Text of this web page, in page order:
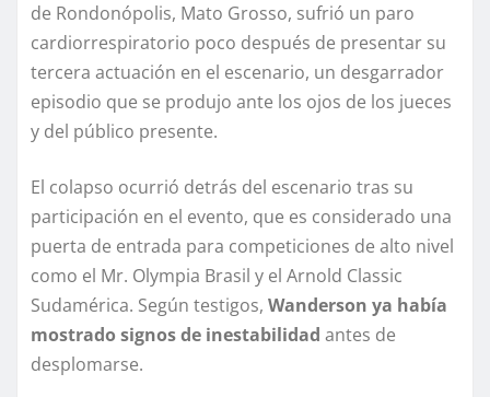
de Rondonópolis, Mato Grosso, sufrió un paro
cardiorrespiratorio poco después de presentar su
tercera actuación en el escenario, un desgarrador
episodio que se produjo ante los ojos de los jueces
y del público presente.
El colapso ocurrió detrás del escenario tras su
participación en el evento, que es considerado una
puerta de entrada para competiciones de alto nivel
como el Mr. Olympia Brasil y el Arnold Classic
Sudamérica. Según testigos, Wanderson ya había
mostrado signos de inestabilidad antes de
desplomarse.